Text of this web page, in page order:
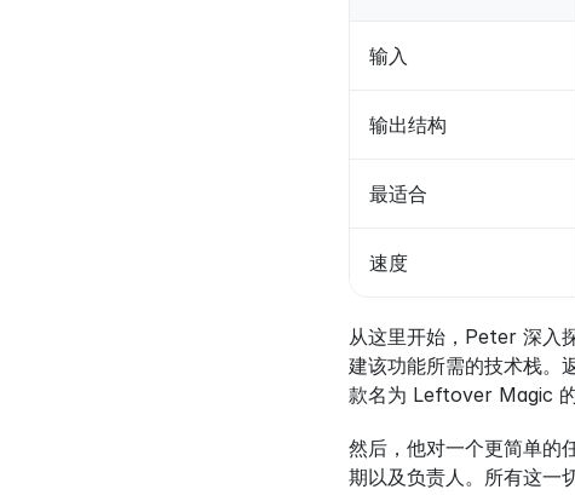
输入
输出结构
最适合
速度
从这里开始，Peter 深入
建该功能所需的技术栈。
款名为 Leftover Magic 的
然后，他对一个更简单的
期以及负责人。所有这一